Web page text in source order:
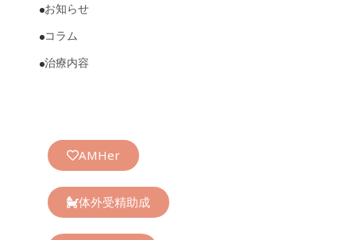
お知らせ
コラム
治療内容
AMHer
体外受精助成